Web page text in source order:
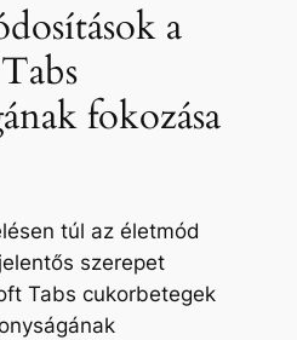
a
fokozása
túl az életmód
szerepet
Tabs cukorbetegek